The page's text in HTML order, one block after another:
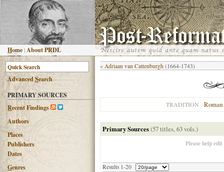
Home |About PRDL
AdvancedSearch
PRIMARY SOURCES
Recent Findings
Authors
Places
Publishers
Dates
Genres
« Adriaan van Cattenburgh (1664-1743)
TRADITION
Primary Sources(57 titles, 63 vols.)
Please help
Results 1-20